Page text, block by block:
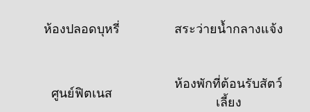
ห้องปลอดบุหรี่ สระว่ายน้ำกลางแจ้ง
ศูนย์ฟิตเนส
ห้องพักที่ต้อนรับสัตว์
เลี้ยง